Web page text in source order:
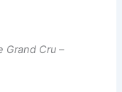
Grand Cru –